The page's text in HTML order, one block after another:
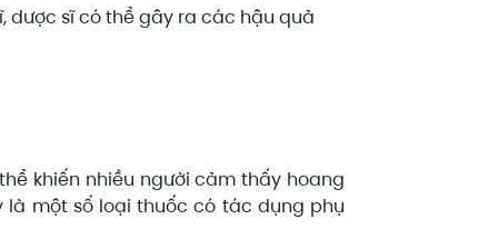
dược sĩ có thể gây ra các hậu quả
khiến nhiều người cảm thấy hoang
một số loại thuốc có tác dụng phụ